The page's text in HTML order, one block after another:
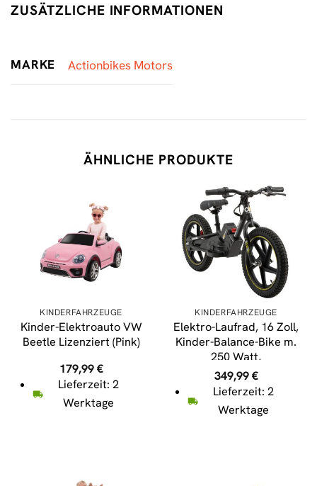
ZUSÄTZLICHE INFORMATIONEN
MARKE Actionbikes Motors
ÄHNLICHE PRODUKTE
KINDERFAHRZEUGE
Kinder-Elektroauto VW
Beetle Lizenziert (Pink)
179,99€
Lieferzeit: 2
Werktage
KINDERFAHRZEUGE
Elektro-Laufrad, 16 Zoll,
Kinder-Balance-Bike m.
250 Watt,
Scheibenbremsen, 3
Geschwindigkeitsstufen
(Gelb)
349,99€
Lieferzeit: 2
Werktage